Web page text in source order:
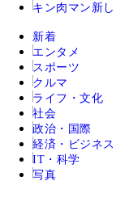
キン肉マン 新
新着
エンタメ
スポーツ
クルマ
ライフ・文化
社会
政治・国際
経済・ビジネス
IT・科学
写真